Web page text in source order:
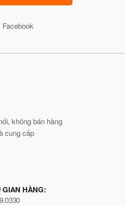
Facebook
không bán hàng
cung cấp
GIAN HÀNG: